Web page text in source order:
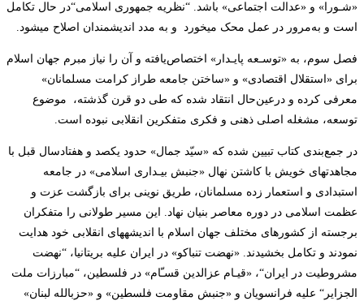
«شـورا» و «عدالت­
اجتماعی» باشد. “نظریه جمهوری­ اسلامی“در حال تکامل
است و به‌مرور در عمل محک می­خورد و به مدد اندیشمندان اصلاح می­شود.
فصل سوم، به «توسـعه پایـدار» اختصاص‌یافته و آن را نیاز مبرم جهان­ اسلام
برای «استقلال اقتصادی» و «ساختن جامعه­ طراز کرامت مسلمانان»
معرفی کرده و درعین‌حال انتقاد شده که طی دو قرن گذشته،
موضوع
توسعه، مشغله اصلی ذهنی و فکری متفکرین انقلابی نبوده است.
در جمع‌بندی کتاب تبیین شده که «سیّد جمال» حدود یک­صد و هفتادسال قبل با
مجاهدت­های خویش با کاشتن نهال «جنبش ­بیـداری ­اسلامی» در جامعه
استبدادی و استعمار زده مسلمانان، طریق نوینی برای بازگشت عزت و
عظمت اسلامی در دوره معاصر بنیان نهاد. این مسیر طولانی را متفکران
برجسته از کشورهای مختلف جهان­
اسلام با اندیشه­های ­انقلابی خود هدایت
نمودند و تکامل بخشیدند. «نهضت­ تنباکو» در ایران علیه بریتانیا، “نهضت­
مشروطیت­ در ایران“، «قیـام عزالدین ­­قسـّام» در فلسطین، “مبارزات ملت
الجزایر “ علیه فرانسویان و «جنبش­ مقاومت ­فلسطین» و «حزب­الله لبنان»